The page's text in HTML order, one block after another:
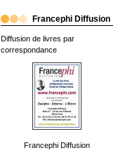
Francephi Diffusion
Diffusion de livres par
correspondance
Francephi Diffusion